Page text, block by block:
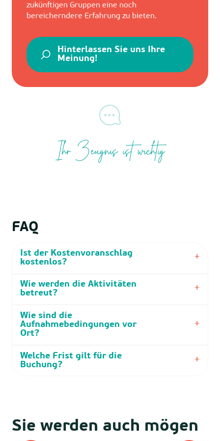
zukünftigen Gruppen eine noch
bereicherndere Erfahrung zu bieten.
Hinterlassen Sie uns Ihre
Meinung!
Ihr Zeugnis ist wichtig
FAQ
Ist der Kostenvoranschlag
kostenlos?
Wie werden die Aktivitäten
betreut?
Wie sind die
Aufnahmebedingungen vor
Ort?
Welche Frist gilt für die
Buchung?
Sie werden auch mögen